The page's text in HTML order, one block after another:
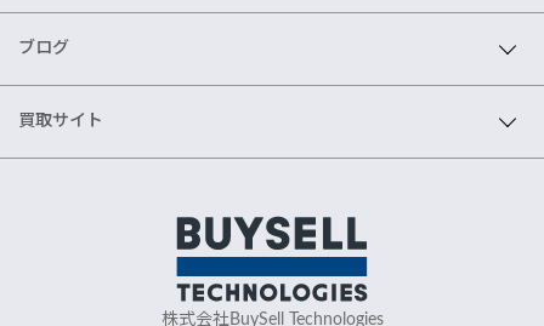
ブログ
買取サイト
株式会社BuySell Technologies